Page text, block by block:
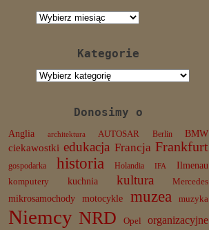
Archiwum
Kategorie
Kategorie
Donosimy o
Anglia architektura AUTOSAR Berlin BMW
ciekawostki edukacja Francja Frankfurt
gospodarka historia Holandia IFA
Ilmenau
komputery
kuchnia kultura Mercedes
mikrosamochody motocykle muzea muzyka
Niemcy NRD Opel organizacyjne